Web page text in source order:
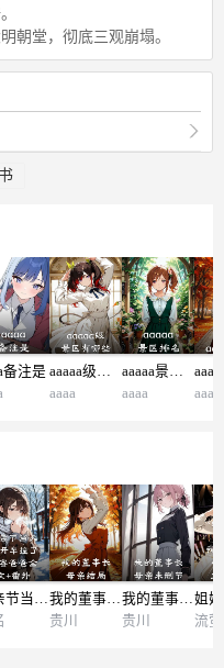
朝堂，彻底三观崩塌。
备注是
aaaaa级景区有哪些
aaaa
aaaaa景区排名
aaaa
aaaa
父亲节当天，我开车撞了闺蜜爸爸全文+番外
我的董事长母亲结局
贵川
我的董事长母亲未删节
贵川
流萤